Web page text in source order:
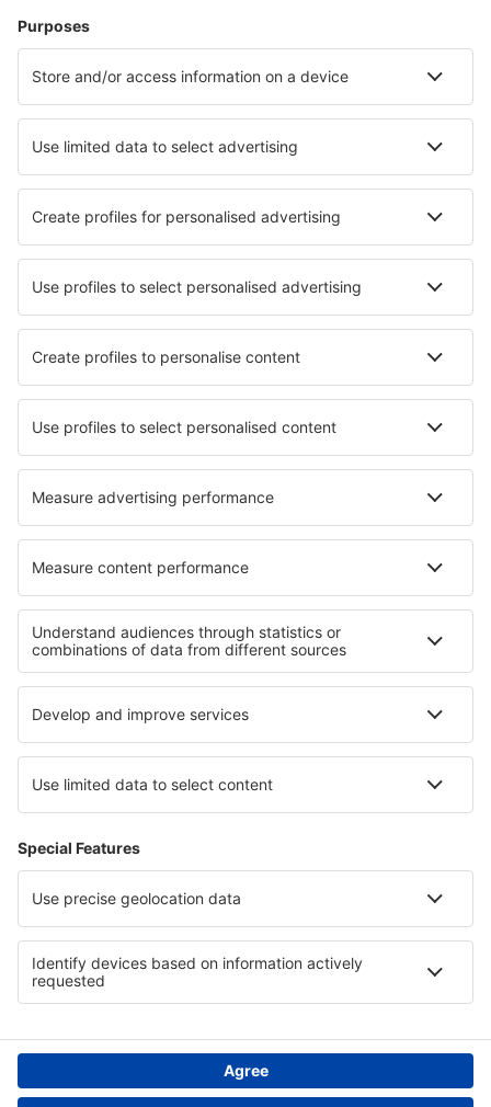
Cele mai căutate hoteluri de către utilizatorii eSky
Hoteluri în Filipine - Orașe populare
Hoteluri în Baguio Hoteluri în Quezon City
Hoteluri în Davao Hoteluri în Pasay Hoteluri în Cebu
Hoteluri Calumpit Hoteluri în Dauis
Hoteluri San Carlos
Cele mai bune hoteluri - orașe
Hoteluri în Corona Hoteluri în Boxberg
Hoteluri în Piding Hoteluri în Orange Park
Hoteluri în Dickson Hoteluri în Cameron Park
Hoteluri în Blomstermala Hoteluri în Cap Malheureux
Cele mai bune hoteluri - regiuni
Hoteluri în Bohol Hoteluri in Parcul Național Hot Springs
Hoteluri in Parcul Național Rondane Hoteluri în Normandia